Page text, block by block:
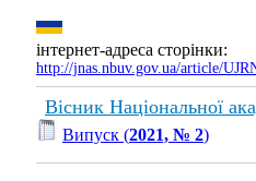
інтернет-адреса сторінки:
http://jnas.nbuv.gov.ua/article/
Вісник Національної
Випуск (2021, № 2)